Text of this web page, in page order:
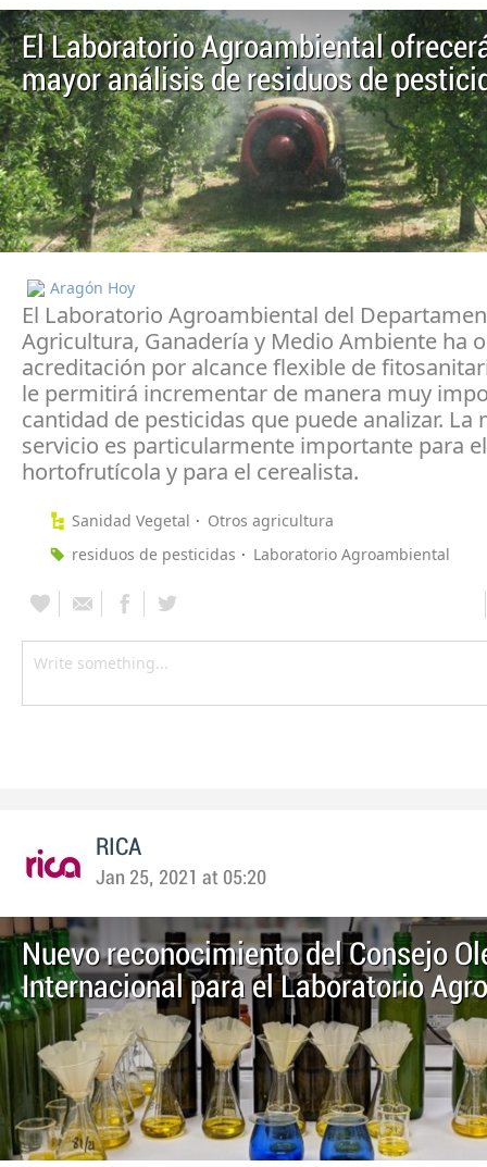
El Laboratorio Agroambiental
mayor análisis de residuos de
Aragón Hoy
El Laboratorio Agroambiental del
Agricultura, Ganadería y Medio Ambiente ha
acreditación por alcance flexible de
le permitirá incrementar de manera muy
cantidad de pesticidas que puede analizar. La
servicio es particularmente importante para
hortofrutícola y para el cerealista.
Sanidad Vegetal
Otros agricultura
residuos de pesticidas
Laboratorio Agroambiental
RICA
Jan 25, 2021 at 05:20
Nuevo reconocimiento del Consejo
Internacional para el Laboratorio